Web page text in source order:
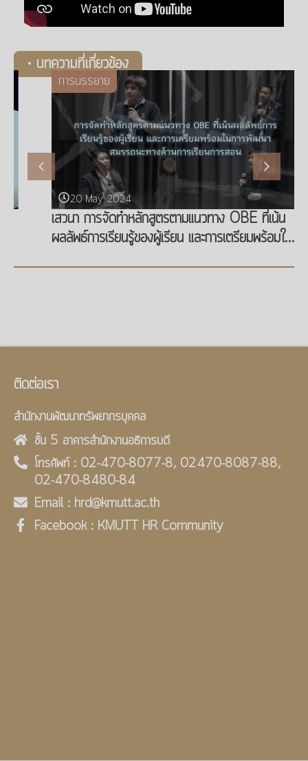
• บทความที่เกี่ยวข้อง
การบรรยาย
20 May 2024
เสวนา การจัดทำหลักสูตรตามแนวทาง OBE ที่เน้น
ผลลัพธ์การเรียนรู้ของผู้เรียน และการเตรียมพร้อมใน
ติดต่อเรา
สำนักงานพัฒนาทรัพยากรบุคคล
ชั้น 5 อาคารสำนักงานอธิการบดี
โทรศัพท์ : 02-470-8077-8, 02470-8087-88,
02-470-8480-84
Email : hrd@kmutt.ac.th
Facebook : KMUTT HR Community